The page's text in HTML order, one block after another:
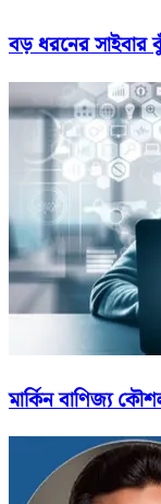
বড় ধরনের সাইবার
মার্কিন বাণিজ্য